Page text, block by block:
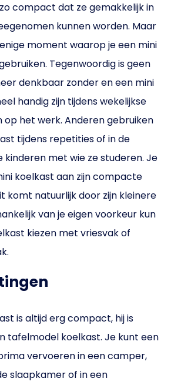
compact dat ze gemakkelijk in
kunnen worden. Maar
moment waarop je een mini
Tegenwoordig is geen
denkbaar zonder en een mini
handig zijn tijdens wekelijkse
op het werk. Anderen gebruiken
tijdens repetities of in de
kinderen met wie ze studeren. Je
koelkast aan zijn compacte
komt natuurlijk door zijn kleinere
van je eigen voorkeur kun
kiezen met vriesvak of
is altijd erg compact, hij is
tafelmodel koelkast. Je kunt een
vervoeren in een camper,
slaapkamer of in een